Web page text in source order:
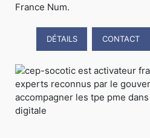
France Num.
DÉTAILS CONTACT